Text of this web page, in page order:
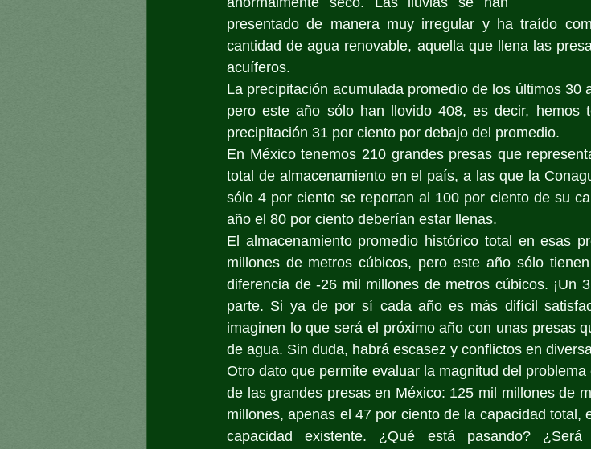
presentado de manera muy irregular y ha traído
cantidad de agua renovable, aquella que llena las
acuíferos.
La precipitación acumulada promedio de los últimos 30
pero este año sólo han llovido 408, es decir,
precipitación 31 por ciento por debajo del promedio.
En México tenemos 210 grandes presas que
total de almacenamiento en el país, a las que la
sólo 4 por ciento se reportan al 100 por ciento de su
año el 80 por ciento deberían estar llenas.
El almacenamiento promedio histórico total en esas
millones de metros cúbicos, pero este año sólo
diferencia de -26 mil millones de metros cúbicos. ¡Un
parte. Si ya de por sí cada año es más difícil
imaginen lo que será el próximo año con unas presas
de agua. Sin duda, habrá escasez y conflictos en
Otro dato que permite evaluar la magnitud del
de las grandes presas en México: 125 mil millones de
millones, apenas el 47 por ciento de la capacidad total,
capacidad existente. ¿Qué está pasando?